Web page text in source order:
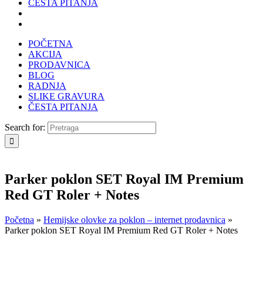
ČESTA PITANJA
POČETNA
AKCIJA
PRODAVNICA
BLOG
RADNJA
SLIKE GRAVURA
ČESTA PITANJA
Search for:
Parker poklon SET Royal IM Premium
Red GT Roler + Notes
Početna » Hemijske olovke za poklon – internet prodavnica »
Parker poklon SET Royal IM Premium Red GT Roler + Notes